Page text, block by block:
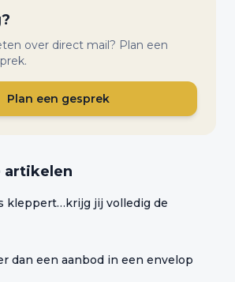
over direct mail? Plan een
Plan een gesprek
artikelen
kleppert…krijg jij volledig de
dan een aanbod in een envelop